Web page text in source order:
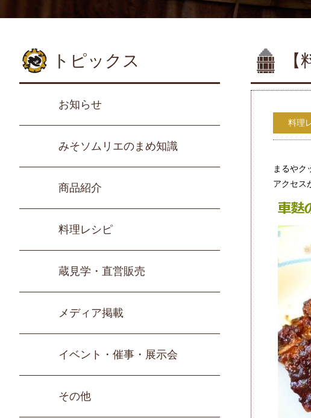
トピックス
お知らせ
みそソムリエのまめ知識
商品紹介
料理レシピ
蔵見学・直営販売
メディア掲載
イベント・催事・展示会
その他
料理
まるやク
アクセス